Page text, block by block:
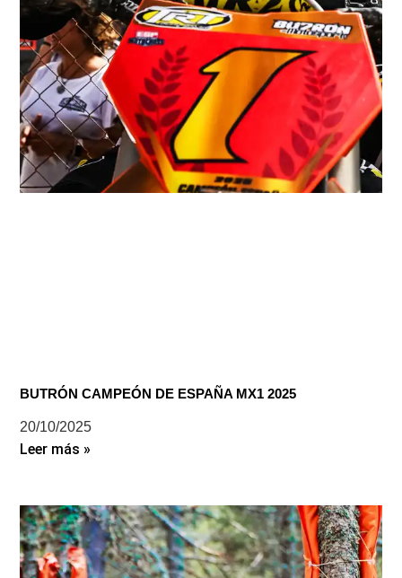
BUTRÓN CAMPEÓN DE ESPAÑA MX1 2025
20/10/2025
Leer más »